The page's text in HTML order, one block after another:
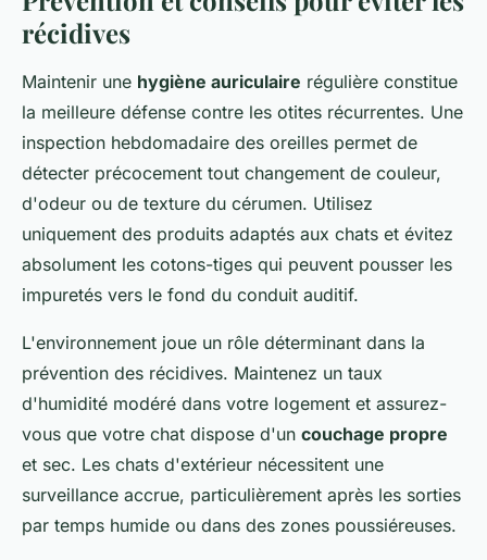
récidives
Maintenir une hygiène auriculaire régulière constitue
la meilleure défense contre les otites récurrentes. Une
inspection hebdomadaire des oreilles permet de
détecter précocement tout changement de couleur,
d'odeur ou de texture du cérumen. Utilisez
uniquement des produits adaptés aux chats et évitez
absolument les cotons-tiges qui peuvent pousser les
impuretés vers le fond du conduit auditif.
L'environnement joue un rôle déterminant dans la
prévention des récidives. Maintenez un taux
d'humidité modéré dans votre logement et assurez-
vous que votre chat dispose d'un couchage propre
et sec. Les chats d'extérieur nécessitent une
surveillance accrue, particulièrement après les sorties
par temps humide ou dans des zones poussiéreuses.